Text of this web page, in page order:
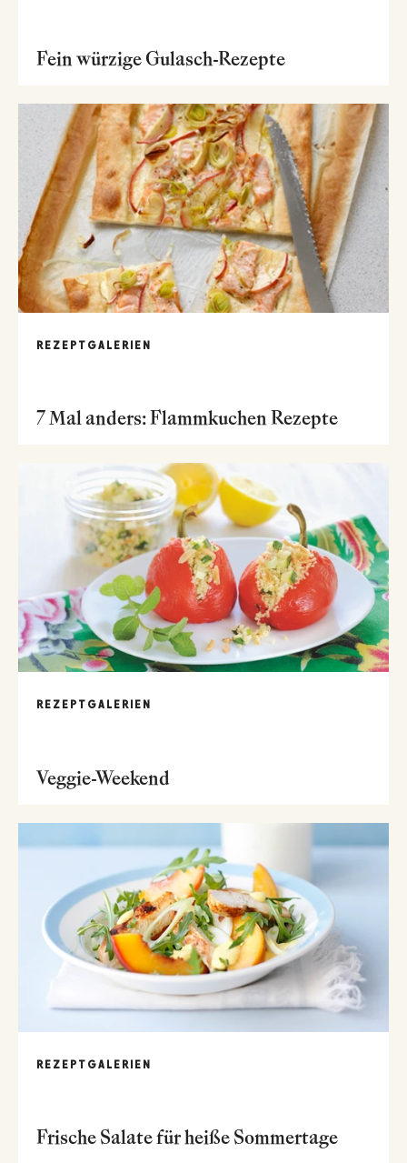
Fein würzige Gulasch-Rezepte
REZEPTGALERIEN
7 Mal anders: Flammkuchen Rezepte
REZEPTGALERIEN
Veggie-Weekend
REZEPTGALERIEN
Frische Salate für heiße Sommertage